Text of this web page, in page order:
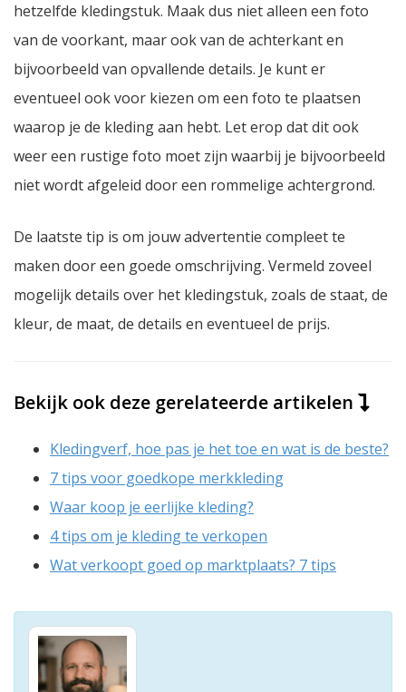
hetzelfde kledingstuk. Maak dus niet alleen een foto
van de voorkant, maar ook van de achterkant en
bijvoorbeeld van opvallende details. Je kunt er
eventueel ook voor kiezen om een foto te plaatsen
waarop je de kleding aan hebt. Let erop dat dit ook
weer een rustige foto moet zijn waarbij je bijvoorbeeld
niet wordt afgeleid door een rommelige achtergrond.
De laatste tip is om jouw advertentie compleet te
maken door een goede omschrijving. Vermeld zoveel
mogelijk details over het kledingstuk, zoals de staat, de
kleur, de maat, de details en eventueel de prijs.
Bekijk ook deze gerelateerde artikelen
Kledingverf, hoe pas je het toe en wat is de beste?
7 tips voor goedkope merkkleding
Waar koop je eerlijke kleding?
4 tips om je kleding te verkopen
Wat verkoopt goed op marktplaats? 7 tips